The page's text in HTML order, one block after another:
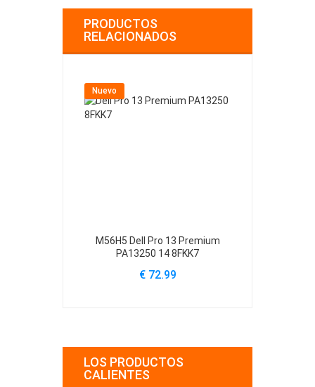
PRODUCTOS
RELACIONADOS
Nuevo
M56H5 Dell Pro 13 Premium
PA13250 14 8FKK7
€ 72.99
LOS PRODUCTOS
CALIENTES